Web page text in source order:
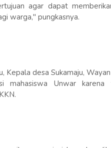
agar dapat
warga," pungkasnya.
Kepala desa Sukamaju,
mahasiswa Unwar